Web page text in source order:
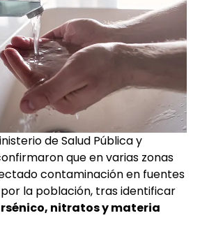
de Salud Pública y
que en varias zonas
contaminación en fuentes
la población, tras identificar
nitratos y materia